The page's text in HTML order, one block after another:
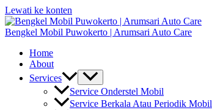
Lewati ke konten
Bengkel Mobil Puwokerto | Arumsari Auto Care
Home
About
Services
Service Onderstel Mobil
Service Berkala Atau Periodik Mobil